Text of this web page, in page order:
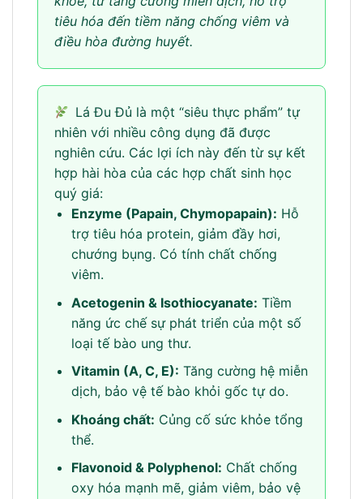
tiêu hóa đến tiềm năng chống viêm và
điều hòa đường huyết.
Lá Đu Đủ là một “siêu thực phẩm” tự
nhiên với nhiều công dụng đã được
nghiên cứu. Các lợi ích này đến từ sự kết
hợp hài hòa của các hợp chất sinh học
quý giá:
Enzyme (Papain, Chymopapain): Hỗ
trợ tiêu hóa protein, giảm đầy hơi,
chướng bụng. Có tính chất chống
viêm.
Acetogenin & Isothiocyanate: Tiềm
năng ức chế sự phát triển của một số
loại tế bào ung thư.
Vitamin (A, C, E): Tăng cường hệ miễn
dịch, bảo vệ tế bào khỏi gốc tự do.
Khoáng chất: Củng cố sức khỏe tổng
thể.
Flavonoid & Polyphenol: Chất chống
oxy hóa mạnh mẽ, giảm viêm, bảo vệ